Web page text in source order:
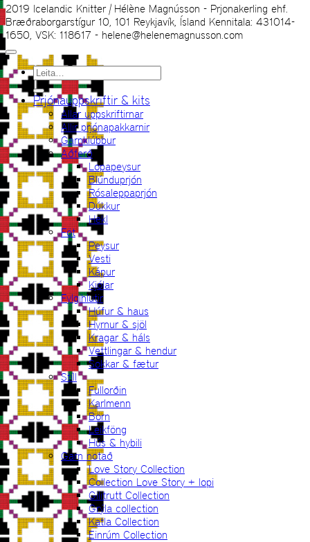
2019 Icelandic Knitter | Hélène Magnússon - Prjonakerling ehf.
Bræðraborgarstígur 10, 101 Reykjavík, Ísland Kennitala: 431014-
1650, VSK: 118617 - helene@helenemagnusson.com
Leita
eftir:
Prjónauppskriftir & kits
Allar uppskriftirnar
Allir prjónapakkarnir
Garnklúbbur
Aðferð
Lopapeysur
Blúnduprjón
Rósaleppaprjón
Dúkkur
Hekl
Föt
Peysur
Vesti
Kápur
Kjólar
Fylgihlutir
Húfur & haus
Hyrnur & sjöl
Kragar & háls
Vettlingar & hendur
Sokkar & fætur
Stíll
Fullorðin
Karlmenn
Börn
Leikföng
Hús & hybili
Garn notað
Love Story Collection
Collection Love Story + lopi
Gilitrutt Collection
Grýla collection
Katla Collection
Einrúm Collection